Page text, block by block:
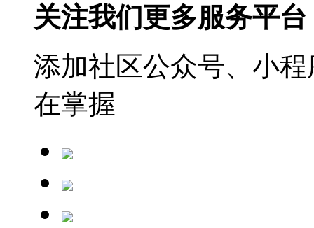
关注我们更多服务平台
添加社区公众号、小
在掌握